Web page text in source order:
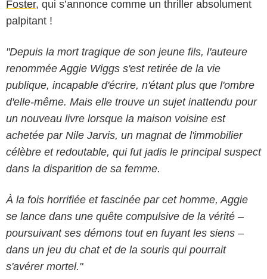
Foster, qui s’annonce comme un thriller absolument
palpitant !
"Depuis la mort tragique de son jeune fils, l'auteure
renommée Aggie Wiggs s'est retirée de la vie
publique, incapable d'écrire, n'étant plus que l'ombre
d'elle-même. Mais elle trouve un sujet inattendu pour
un nouveau livre lorsque la maison voisine est
achetée par Nile Jarvis, un magnat de l'immobilier
célèbre et redoutable, qui fut jadis le principal suspect
dans la disparition de sa femme.
À la fois horrifiée et fascinée par cet homme, Aggie
se lance dans une quête compulsive de la vérité –
poursuivant ses démons tout en fuyant les siens –
dans un jeu du chat et de la souris qui pourrait
s'avérer mortel."